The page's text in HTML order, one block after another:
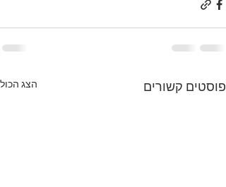
פוסטים קשורים הצג הכול